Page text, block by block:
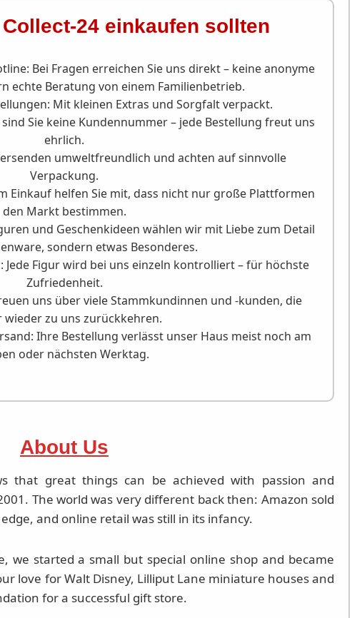
24 einkaufen sollten
Bei Fragen erreichen Sie uns direkt – keine anonyme
echte Beratung von einem Familienbetrieb.
Mit kleinen Extras und Sorgfalt verpackt.
sind Sie keine Kundennummer – jede Bestellung freut uns
ehrlich.
umweltfreundlich und achten auf sinnvolle
Verpackung.
Einkauf helfen Sie mit, dass nicht nur große Plattformen
den Markt bestimmen.
und Geschenkideen wählen wir mit Liebe zum Detail
sondern etwas Besonderes.
Jede Figur wird bei uns einzeln kontrolliert – für höchste
Zufriedenheit.
uns über viele Stammkundinnen und -kunden, die
wieder zu uns zurückkehren.
Ihre Bestellung verlässt unser Haus meist noch am
oder nächsten Werktag.
About Us
that great things can be achieved with passion and
The world was very different back then: Amazon sold
and online retail was still in its infancy.
we started a small but special online shop and became
love for Walt Disney, Lilliput Lane miniature houses and
for a successful gift store.